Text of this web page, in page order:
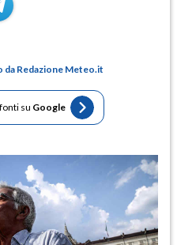
da Redazione Meteo.it
su Google